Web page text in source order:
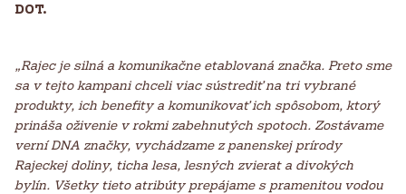
DOT.
„Rajec je silná a komunikačne etablovaná značka. Preto sme
sa v tejto kampani chceli viac sústrediť na tri vybrané
produkty, ich benefity a komunikovať ich spôsobom, ktorý
prináša oživenie v rokmi zabehnutých spotoch. Zostávame
verní DNA značky, vychádzame z panenskej prírody
Rajeckej doliny, ticha lesa, lesných zvierat a divokých
bylín. Všetky tieto atribúty prepájame s pramenitou vodou